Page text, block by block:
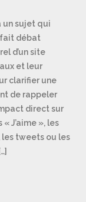
un sujet qui
débat
d’un site
et leur
clarifier une
de rappeler
direct sur
J’aime », les
les tweets ou les